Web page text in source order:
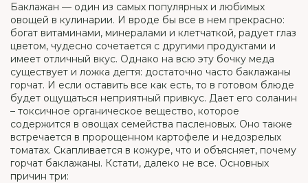
Баклажан — один из самых популярных и любимых
овощей в кулинарии. И вроде бы все в нем прекрасно:
богат витаминами, минералами и клетчаткой, радует глаз
цветом, чудесно сочетается с другими продуктами и
имеет отличный вкус. Однако на всю эту бочку меда
существует и ложка дегтя: достаточно часто баклажаны
горчат. И если оставить все как есть, то в готовом блюде
будет ощущаться неприятный привкус. Дает его соланин
– токсичное органическое вещество, которое
содержится в овощах семейства пасленовых. Оно также
встречается в пророщенном картофеле и недозрелых
томатах. Скапливается в кожуре, что и объясняет, почему
горчат баклажаны. Кстати, далеко не все. Основных
причин три: